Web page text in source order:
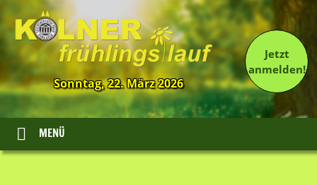
13.
Kölner
Frühlingslauf
Sonntag, 22. März 2026
Jetzt
anmelden!
MENÜ